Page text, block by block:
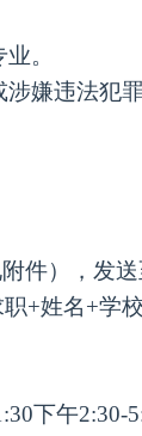
。
嫌违法犯
件），发送
+姓名+学校
下午2:30-